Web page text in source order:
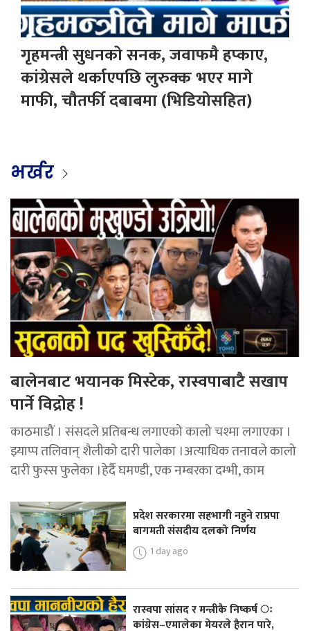
गृहमन्त्री सुधनको सनक, जवाफमै हप्काए,
कांग्रेसले थर्काएपछि लुरुक्क भएर मागे
माफी, चौतर्फी दबाबमा (भिडियोसहित)
भर्खर
बालेनबाट भयानक मिस्टेक, रास्वपाबाटै सखाप
पार्ने विद्रोह !
काठमाडौं । संसदले प्रतिबन्ध लगाएको कालो चश्मा लगाएका ।
झ्याप्प तलिवान् शैलीको दारी पालेका ।अत्याधिक तनावले कालो
दारी फुस्स फुलेका ।हेर्दै घमण्डी, एक नम्बरका दम्भी, काम
प्रदेश सरकारमा सहभागी नहुने राप्रपा
बागमती संसदीय दलको निर्णय
1 day ago
रास्वपा सांसद र मन्त्रीकै निष्कर्ष ः
कांग्रेस–एमालेका मेयरले हैरान पारे,